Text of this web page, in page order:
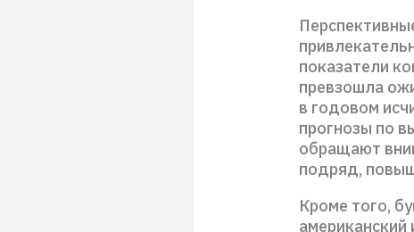
показатели
превзошла
в годовом
прогнозы по
обращают
подряд,
Кроме того,